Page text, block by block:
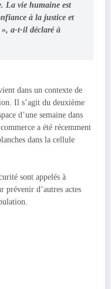
La vie humaine est
à la justice et
», a-t-il déclaré à
dans un contexte de
Il s’agit du deuxième
d’une semaine dans
a été récemment
dans la cellule
sont appelés à
prévenir d’autres actes